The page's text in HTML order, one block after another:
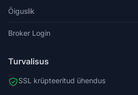
Õiguslik
Broker Login
Turvalisus
SSL krüpteeritud ühendus